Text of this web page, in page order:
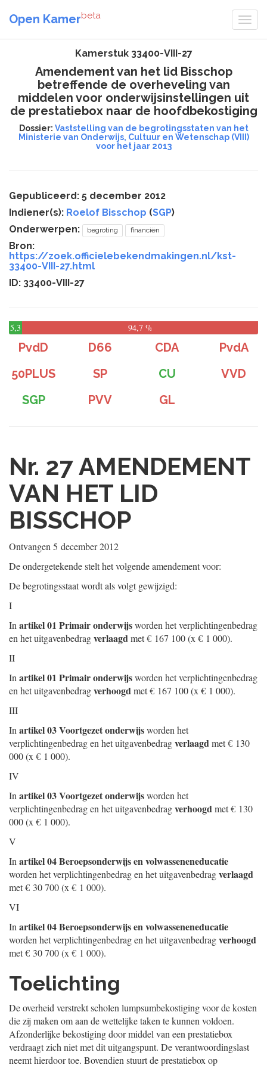
Open Kamerbeta
Kamerstuk 33400-VIII-27
Amendement van het lid Bisschop
betreffende de overheveling van
middelen voor onderwijsinstellingen uit
de prestatiebox naar de hoofdbekostiging
Dossier: Vaststelling van de begrotingsstaten van het
Ministerie van Onderwijs, Cultuur en Wetenschap (VIII)
voor het jaar 2013
Gepubliceerd: 5 december 2012
Indiener(s): Roelof Bisschop (SGP)
Onderwerpen:
begroting financiën
Bron:
https://zoek.officielebekendmakingen.nl/kst-
33400-VIII-27.html
ID: 33400-VIII-27
5,3
%
94,7 %
PvdD D66 CDA
PvdA
50PLUS
SP CU
VVD
SGP
PVV GL
Nr. 27AMENDEMENT
VAN HET LID
BISSCHOP
Ontvangen 5 december 2012
De ondergetekende stelt het volgende amendement voor:
De begrotingsstaat wordt als volgt gewijzigd:
I
In artikel 01 Primair onderwijsworden het verplichtingenbedrag
en het uitgavenbedragverlaagdmet € 167 100 (x € 1 000).
II
In artikel 01 Primair onderwijsworden het verplichtingenbedrag
en het uitgavenbedragverhoogdmet € 167 100 (x € 1 000).
III
In artikel 03 Voortgezet onderwijsworden het
verplichtingenbedrag en het uitgavenbedragverlaagdmet € 130
000 (x € 1 000).
IV
In artikel 03 Voortgezet onderwijsworden het
verplichtingenbedrag en het uitgavenbedragverhoogdmet € 130
000 (x € 1 000).
V
In artikel 04 Beroepsonderwijs en volwasseneneducatie
worden het verplichtingenbedrag en het uitgavenbedragverlaagd
met € 30 700 (x € 1 000).
VI
In artikel 04 Beroepsonderwijs en volwasseneneducatie
worden het verplichtingenbedrag en het uitgavenbedragverhoogd
met € 30 700 (x € 1 000).
Toelichting
De overheid verstrekt scholen lumpsumbekostiging voor de kosten
die zij maken om aan de wettelijke taken te kunnen voldoen.
Afzonderlijke bekostiging door middel van een prestatiebox
verdraagt zich niet met dit uitgangspunt. De verantwoordingslast
neemt hierdoor toe. Bovendien stuurt de prestatiebox op